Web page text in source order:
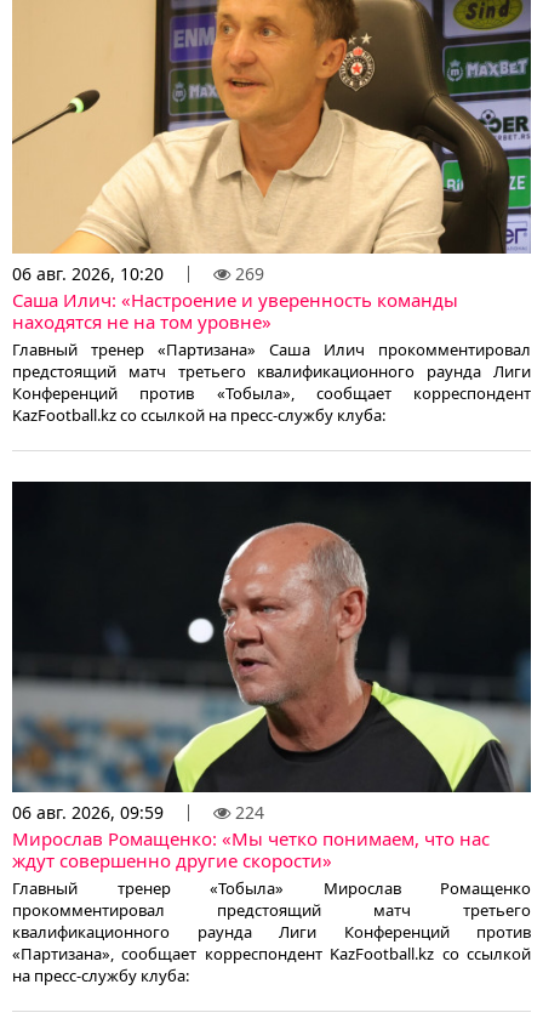
06 авг. 2026, 10:20 269
Саша Илич: «Настроение и уверенность команды
находятся не на том уровне»
Главный тренер «Партизана» Саша Илич прокомментировал
предстоящий матч третьего квалификационного раунда Лиги
Конференций против «Тобыла», сообщает корреспондент
KazFootball.kz со ссылкой на пресс-службу клуба:
06 авг. 2026, 09:59 224
Мирослав Ромащенко: «Мы четко понимаем, что нас
ждут совершенно другие скорости»
Главный тренер «Тобыла» Мирослав Ромащенко
прокомментировал предстоящий матч третьего
квалификационного раунда Лиги Конференций против
«Партизана», сообщает корреспондент KazFootball.kz со ссылкой
на пресс-службу клуба: